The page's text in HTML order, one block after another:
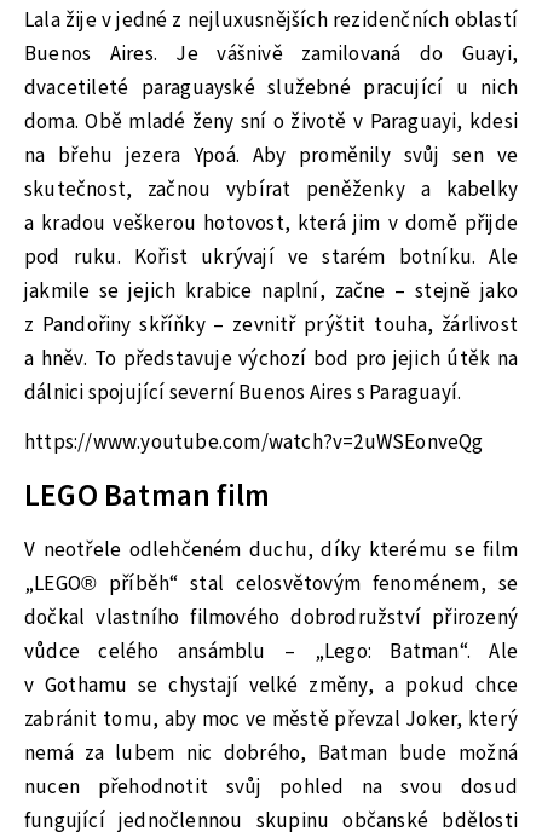
Lala žije v jedné z nejluxusnějších rezidenčních oblastí
Buenos Aires. Je vášnivě zamilovaná do Guayi,
dvacetileté paraguayské služebné pracující u nich
doma. Obě mladé ženy sní o životě v Paraguayi, kdesi
na břehu jezera Ypoá. Aby proměnily svůj sen ve
skutečnost, začnou vybírat peněženky a kabelky
a kradou veškerou hotovost, která jim v domě přijde
pod ruku. Kořist ukrývají ve starém botníku. Ale
jakmile se jejich krabice naplní, začne – stejně jako
z Pandořiny skříňky – zevnitř prýštit touha, žárlivost
a hněv. To představuje výchozí bod pro jejich útěk na
dálnici spojující severní Buenos Aires s Paraguayí.
https://www.youtube.com/watch?v=2uWSEonveQg
LEGO Batman film
V neotřele odlehčeném duchu, díky kterému se film
„LEGO® příběh“ stal celosvětovým fenoménem, se
dočkal vlastního filmového dobrodružství přirozený
vůdce celého ansámblu – „Lego: Batman“. Ale
v Gothamu se chystají velké změny, a pokud chce
zabránit tomu, aby moc ve městě převzal Joker, který
nemá za lubem nic dobrého, Batman bude možná
nucen přehodnotit svůj pohled na svou dosud
fungující jednočlennou skupinu občanské bdělosti